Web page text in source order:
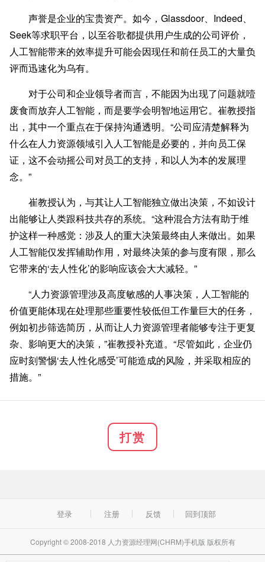
声誉是企业的宝贵资产。如今，Glassdoor、Indeed、
Seek等求职平台，以至谷歌都提供用户生成的公司评价，
人工智能带来的效率提升可能会因现任和前任员工的大量负
评而迅速化为乌有。
对于公司和企业领导者而言，不能因为出现了问题就噎
废食而放弃人工智能，而是要学会明智地运用它。崔教授指
出，其中一个重点在于保持沟通透明。“公司应清楚解释为
什么在人力资源领域引入人工智能是必要的，并向员工保
证，这不会动摇公司对员工的支持，和以人为本的发展理
念。”
崔教授认为，与其让人工智能独立做出决策，不如设计
出能够让人类跟科技共存的系统。“这种混合方法有助于维
护这样一种感觉：涉及人的重大决策最终由人来做出。如果
人工智能仅发挥辅助作用，对最终决策的参与度有限，那么
它带来的‘去人性化’的影响应该会大大减轻。”
“人力资源管理涉及高度敏感的人事决策，人工智能的
价值更能体现在处理那些重要性较低但工作量巨大的任务，
例如初步筛选简历，从而让人力资源管理者能够专注于更复
杂、影响更大的决策，”崔教授补充道。“尽管如此，企业仍
应时刻警惕‘去人性化感受’可能造成的风险，并采取相应的
措施。”
打赏
登录 注册 反馈 回到顶部
Copyright © 2008-2018 人力资源经理网(CHRM)手机版 版权所有